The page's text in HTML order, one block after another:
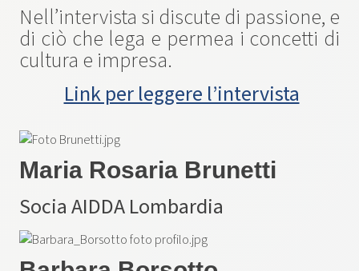
Nell’intervista si discute di passione, e
di ciò che lega e permea i concetti di
cultura e impresa.
Link per leggere l’intervista
Maria Rosaria Brunetti
Socia AIDDA Lombardia